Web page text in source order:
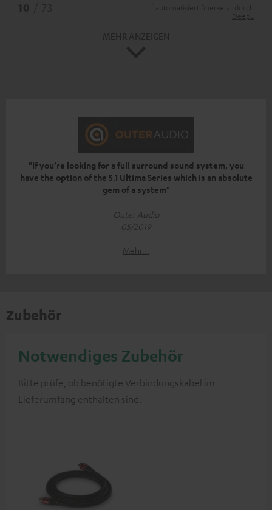
"If you’re looking for a full surround sound system, you
have the option of the 5.1 Ultima Series which is an absolute
gem of a system"
Outer Audio
05/2019
Mehr...
Zubehör
Notwendiges Zubehör
Bitte prüfe, ob benötigte Verbindungskabel im
Lieferumfang enthalten sind.